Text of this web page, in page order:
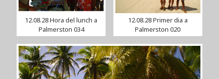
12.08.28 Hora del lunch a
Palmerston 034
12.08.28 Primer dia a
Palmerston 020